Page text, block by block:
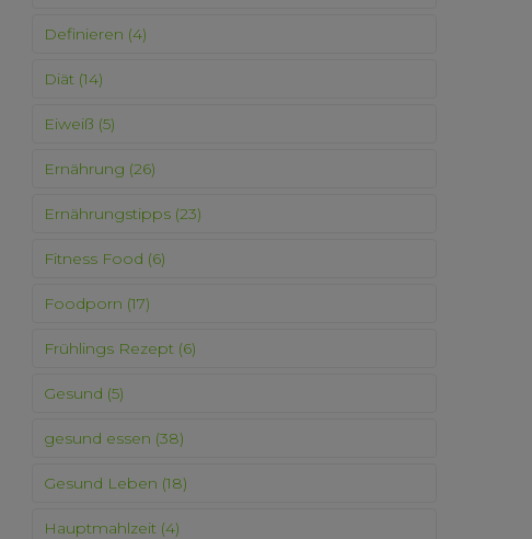
Definieren (4)
Diät (14)
Eiweiß (5)
Ernährung (26)
Ernährungstipps (23)
Fitness Food (6)
Foodporn (17)
Frühlings Rezept (6)
Gesund (5)
gesund essen (38)
Gesund Leben (18)
Hauptmahlzeit (4)